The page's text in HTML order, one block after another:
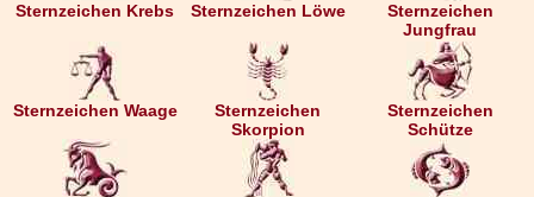
Sternzeichen Krebs Sternzeichen Löwe
Sternzeichen
Jungfrau
Sternzeichen Waage
Sternzeichen
Skorpion
Sternzeichen
Schütze